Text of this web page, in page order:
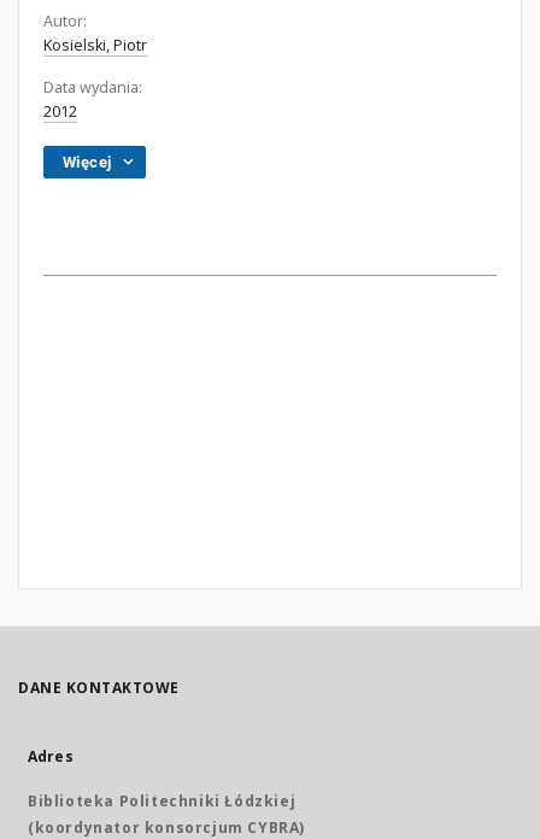
Autor:
Kosielski, Piotr
Data wydania:
2012
Więcej
DANE KONTAKTOWE
Adres
Biblioteka Politechniki Łódzkiej
(koordynator konsorcjum CYBRA)